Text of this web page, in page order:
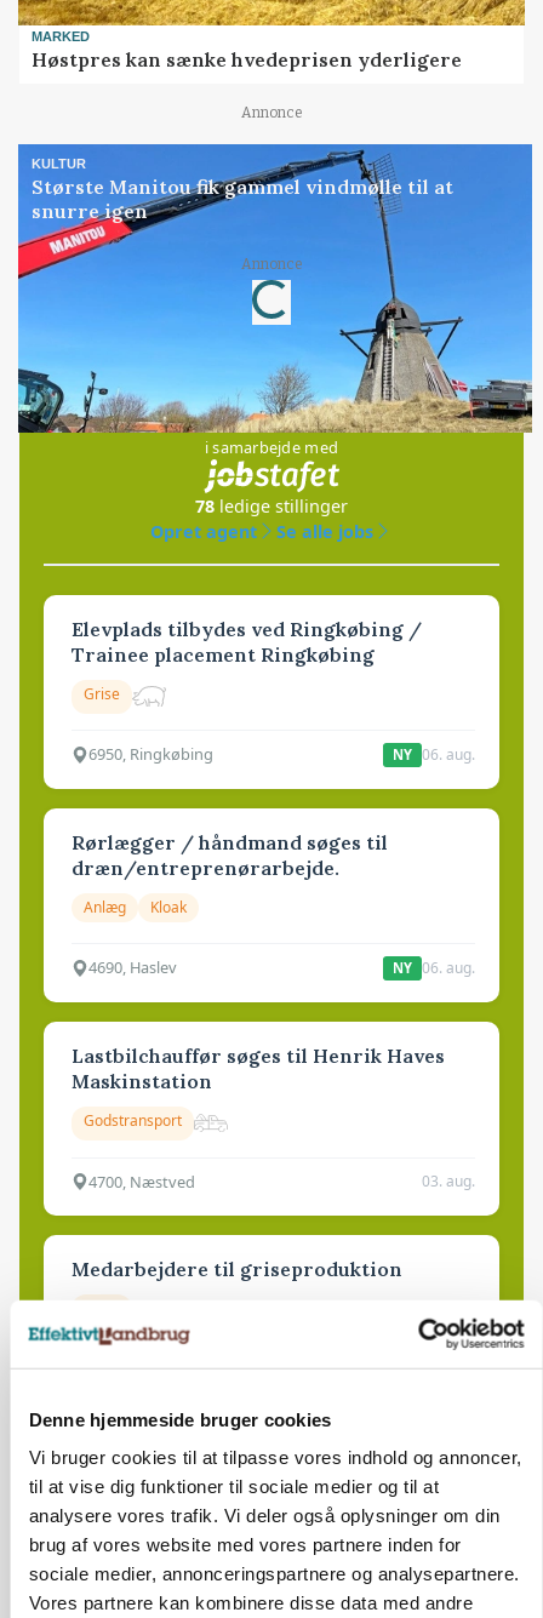
Denne hjemmeside bruger cookies
Vi bruger cookies til at tilpasse vores indhold og annoncer,
til at vise dig funktioner til sociale medier og til at
analysere vores trafik. Vi deler også oplysninger om din
brug af vores website med vores partnere inden for
sociale medier, annonceringspartnere og analysepartnere.
Vores partnere kan kombinere disse data med andre
MARKED
Høstpres kan sænke hvedeprisen yderligere
Annonce
KULTUR
Største Manitou fik gammel vindmølle til at
snurre igen
Annonce
Loading...
Jobs
i samarbejde med
78 ledige stillinger
Opret agent
Se alle jobs
Elevplads tilbydes ved Ringkøbing /
Trainee placement Ringkøbing
Grise
6950, Ringkøbing NY 06. aug.
Rørlægger / håndmand søges til
dræn/entreprenørarbejde.
Anlæg Kloak
4690, Haslev NY 06. aug.
Lastbilchauffør søges til Henrik Haves
Maskinstation
Godstransport
4700, Næstved 03. aug.
Medarbejdere til griseproduktion
Kalvepasser til ejendom i udvikling søges
Kalve
6392, Bolderslev 03. aug.